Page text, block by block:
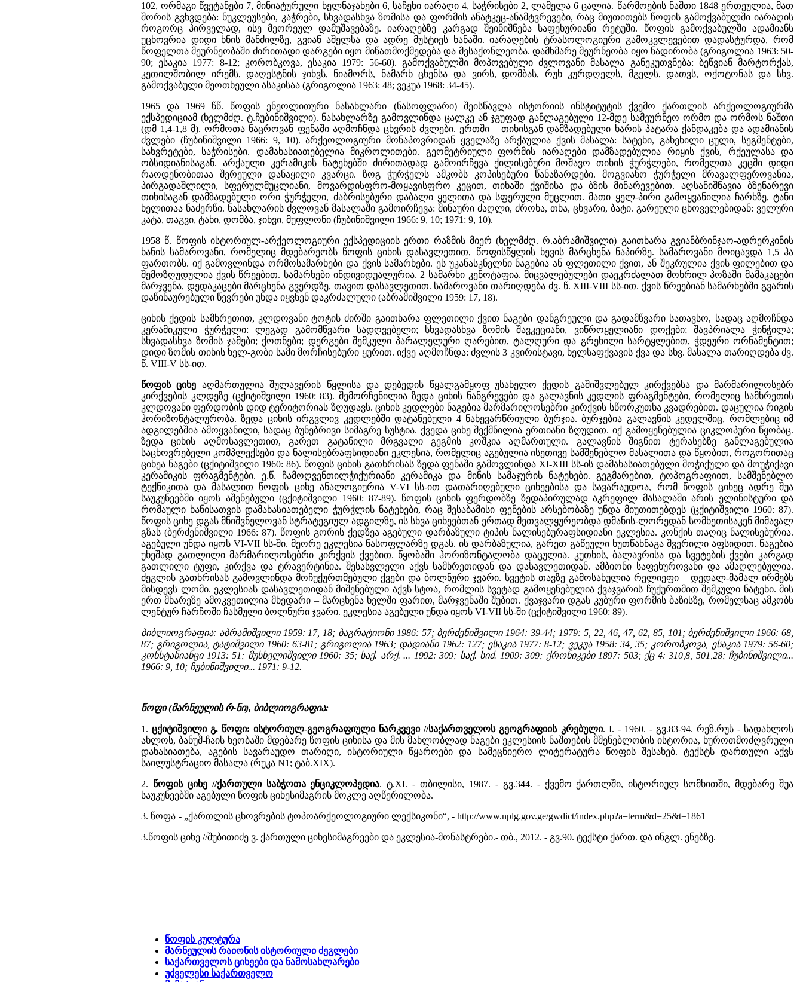
102, ორმაგი წვეტანები 7, მინიატურული ხელნაჯახები 6, საჩეხი იარაღი 4, საჭრისები 2, ლამელა 6 ცალია. წარმოების ნაშთი 1848 ერთეულია, მათ
შორის გვხვდება: ნუკლეუსები, კაჭრები, სხვადასხვა ზომისა და ფორმის ანატკეც-ანამტვრევები, რაც მიუთითებს წოფის გამოქვაბულში იარაღის
როგორც პირველად, ისე მეორეულ დამუშავებაზე. იარაღებზე კარგად შეინიშნება საფეხურიანი რეტუში. წოფის გამოქვაბულში ადამიანს
უცხოვრია დიდი ხნის მანძილზე, გვიან აშელსა და ადრე მუსტიეს ხანაში. იარაღების ტრასოლოგიური გამოკვლევებით დადასტურდა, რომ
წოფელთა მეურნეობაში ძირითადი დარგები იყო მიწათმოქმედება და მესაქონლეობა. დამხმარე მეურნეობა იყო ნადირობა (გრიგოლია 1963: 50-
90; ესაკია 1977: 8-12; კორობკოვა, ესაკია 1979: 56-60). გამოქვაბულში მოპოვებული ძვლოვანი მასალა განეკუთვნება: ბეწვიან მარტორქას,
კეთილშობილ ირემს, დაღესტნის ჯიხვს, ნიამორს, ნამარხ ცხენსა და ვირს, დომბას, რუხ კურდღელს, მგელს, დათვს, ოქოტონას და სხვ.
გამოქვაბული მეოთხეული ასაკისაა (გრიგოლია 1963: 48; ვეკუა 1968: 34-45).
1965 და 1969 წწ. წოფის ენეოლითური ნასახლარი (ნასოფლარი) შეისწავლა ისტორიის ინსტიტუტის ქვემო ქართლის არქეოლოგიურმა
ექსპედიციამ (ხელმძღ. ტ.ჩუბინიშვილი). ნასახლარზე გამოვლინდა ცალკე ან ჯგუფად განლაგებული 12-მდე სამეურნეო ორმო და ორმოს ნაშთი
(დმ 1,4-1,8 მ). ორმოთა ნაცროვან ფენაში აღმოჩნდა ცხვრის ძვლები. ერთში – თიხისგან დამზადებული ხარის პატარა ქანდაკება და ადამიანის
ძვლები (ჩუბინიშვილი 1966: 9, 10). არქეოლოგიური მონაპოვრიდან ყველაზე არქაულია ქვის მასალა: სატეხი, გახეხილი ცული, სეგმენტები,
სახვრეტები, საჭრისები. დამახასიათებელია მიკროლითები. გეომეტრიული ფორმის იარაღები დამზადებულია რიყის ქვის, რქეულასა და
ობსიდიანისაგან. არქაული კერამიკის ნატეხებში ძირითადად გამოირჩევა ქილისებური მოშავო თიხის ჭურჭლები, რომელთა კეცში დიდი
რაოდენობითაა შერეული დანაყილი კვარცი. ზოგ ჭურჭელს ამკობს კოპისებური წანაზარდები. მოგვიანო ჭურჭელი მრავალფეროვანია,
პირგადაშლილი, სფერულმუცლიანი, მოვარდისფრო-მოყავისფრო კეცით, თიხაში ქვიშისა და ბზის მინარევებით. აღსანიშნავია ბზენარევი
თიხისაგან დამზადებული ორი ჭურჭელი, ძაბრისებური დაბალი ყელითა და სფერული მუცლით. მათი ყელ-პირი გამოყვანილია ჩარხზე, ტანი
ხელითაა ნაძერწი. ნასახლარის ძვლოვან მასალაში გამოირჩევა: შინაური ძაღლი, ძროხა, თხა, ცხვარი, ბატი. გარეული ცხოველებიდან: ველური
კატა, თაგვი, ტახი, დომბა, ჯიხვი, მუფლონი (ჩუბინიშვილი 1966: 9, 10; 1971: 9, 10).
1958 წ. წოფის ისტორიულ-არქეოლოგიური ექსპედიციის ერთი რაზმის მიერ (ხელმძღ. რ.აბრამიშვილი) გაითხარა გვიანბრინჯაო-ადრერკინის
ხანის სამაროვანი, რომელიც მდებარეობს წოფის ციხის დასავლეთით, წოფისწყლის ხევის მარცხენა ნაპირზე. სამაროვანი მოიცავდა 1,5 ჰა
ფართობს. იქ გამოვლინდა ორმოსამარხები და ქვის სამარხები. ეს უკანასკნელნი ნაგებია ან ფლეთილი ქვით, ან შეკრულია ქვის ფილებით და
შემოზღუდულია ქვის წრეებით. სამარხები ინდივიდუალურია. 2 სამარხი კენოტაფია. მიცვალებულები დაეკრძალათ მოხრილ პოზაში მამაკაცები
მარჯვენა, დედაკაცები მარცხენა გვერდზე, თავით დასავლეთით. სამაროვანი თარიღდება ძვ. წ. XIII-VIII სს-ით. ქვის წრეებიან სამარხებში გვარის
დაწინაურებული წევრები უნდა იყვნენ დაკრძალული (აბრამიშვილი 1959: 17, 18).
ციხის ქედის სამხრეთით, კლდოვანი ტოტის ძირში გაითხარა ფლეთილი ქვით ნაგები დანგრეული და გადამწვარი სათავსო, სადაც აღმოჩნდა
კერამიკული ჭურჭელი: ლეგად გამომწვარი სადღვებელი; სხვადასხვა ზომის შავკეციანი, ვიწროყელიანი დოქები; შავპრიალა ჭინჭილა;
სხვადასხვა ზომის ჯამები; ქოთნები; დერგები შემკული პარალელური ღარებით, ტალღური და გრეხილი სარტყლებით, ჭდეური ორნამენტით;
დიდი ზომის თიხის ხელ-გობი სამი მორჩისებური ყურით. იქვე აღმოჩნდა: ძვლის 3 კვირისტავი, ხელსაფქვავის ქვა და სხვ. მასალა თარიღდება ძვ.
წ. VIII-V სს-ით.
წოფის ციხე აღმართულია შულავერის წყლისა და დებედის წყალგამყოფ უსახელო ქედის გაშიშვლებულ კირქვებსა და მარმარილოსებრ
კირქვების კლდეზე (ცქიტიშვილი 1960: 83). შემორჩენილია ზედა ციხის ნანგრევები და გალავნის კედლის ფრაგმენტები, რომელიც სამხრეთის
კლდოვანი ფერდობის დიდ ტერიტორიას ზღუდავს. ციხის კედლები ნაგებია მარმარილოსებრი კირქვის სწორკუთხა კვადრებით. დაცულია რიგის
ჰორიზონტალურობა. ზედა ციხის ირგვლივ კედლებში დატანებული 4 ნახევარწრიული ბურჯია. ბურჯებია გალავნის კედელშიც, რომლებიც იმ
ადგილებშია ამოყვანილი, სადაც ბუნებრივი სიმაგრე სუსტია. ქვედა ციხე შექმნილია ერთიანი ზღუდით. იქ გამოყენებულია ციკლოპური წყობაც.
ზედა ციხის აღმოსავლეთით, გარეთ გატანილი მრგვალი გეგმის კოშკია აღმართული. გალავნის შიგნით ტერასებზე განლაგებულია
საცხოვრებელი კომპლექსები და ნალისებრაფსიდიანი ეკლესია, რომელიც აგებულია ისეთივე სამშენებლო მასალითა და წყობით, როგორითაც
ციხეა ნაგები (ცქიტიშვილი 1960: 86). წოფის ციხის გათხრისას ზედა ფენაში გამოვლინდა XI-XIII სს-ის დამახასიათებული მოჭიქული და მოუჭიქავი
კერამიკის ფრაგმენტები. ე.წ. ჩამოღვენთილჭიქურიანი კერამიკა და მინის სამაჯურის ნატეხები. გეგმარებით, ტოპოგრაფიით, სამშენებლო
ტექნიკითა და მასალით წოფის ციხე ანალოგიურია V-VI სს-ით დათარიღებული ციხეებისა და სავარაუდოა, რომ წოფის ციხეც ადრე შუა
საუკუნეებში იყოს აშენებული (ცქიტიშვილი 1960: 87-89). წოფის ციხის ფერდობზე ზედაპირულად აკრეფილ მასალაში არის ელინისტური და
რომაული ხანისათვის დამახასიათებელი ჭურჭლის ნატეხები, რაც შესაბამისი ფენების არსებობაზე უნდა მიუთითებდეს (ცქიტიშვილი 1960: 87).
წოფის ციხე დგას მნიშვნელოვან სტრატეგიულ ადგილზე, ის სხვა ციხეებთან ერთად მეთვალყურეობდა დმანის-ლორედან სომხეთისაკენ მიმავალ
გზას (ბერძენიშვილი 1966: 87). წოფის გორის ქედზეა აგებული დარბაზული ტიპის ნალისებურაფსიდიანი ეკლესია. კონქის თაღიც ნალისებურია.
აგებული უნდა იყოს VI-VII სს-ში. მეორე ეკლესია ნასოფლარზე დგას. ის დარბაზულია, გარეთ გაწეული ხუთწახნაგა შვერილი აფსიდით. ნაგებია
უხეშად გათლილი მარმარილოსებრი კირქვის ქვებით. წყობაში ჰორიზონტალობა დაცულია. კუთხის, ბალავრისა და სვეტების ქვები კარგად
გათლილი ტუფი, კირქვა და ტრავერტინია. შესასვლელი აქვს სამხრეთიდან და დასავლეთიდან. ამბიონი საფეხუროვანი და ამაღლებულია.
ძეგლის გათხრისას გამოვლინდა მოჩუქურთმებული ქვები და ბოლნური ჯვარი. სვეტის თავზე გამოსახულია რელიეფი – დედალ-მამალ ირმებს
მისდევს ლომი. ეკლესიას დასავლეთიდან მიშენებული აქვს სტოა, რომლის სვეტად გამოყენებულია ქვაჯვარის ჩუქურთმით შემკული ნატეხი. მის
ერთ მხარეზე ამოკვეთილია მხედარი – მარცხენა ხელში ფარით, მარჯვენაში შუბით. ქვაჯვარი დგას კუბური ფორმის ბაზისზე, რომელსაც ამკობს
ლენტურ ჩარჩოში ჩასმული ბოლნური ჯვარი. ეკლესია აგებული უნდა იყოს VI-VII სს-ში (ცქიტიშვილი 1960: 89).
ბიბლიოგრაფია: აბრამიშვილი 1959: 17, 18; ბაგრატიონი 1986: 57; ბერძენიშვილი 1964: 39-44; 1979: 5, 22, 46, 47, 62, 85, 101; ბერძენიშვილი 1966: 68,
87; გრიგოლია, ტატიშვილი 1960: 63-81; გრიგოლია 1963; დადიანი 1962: 127; ესაკია 1977: 8-12; ვეკუა 1958: 34, 35; კორობკოვა, ესაკია 1979: 56-60;
კონსტანიანცი 1913: 51; მუსხელიშვილი 1960: 35; საქ. არქ. ... 1992: 309; საქ. სიძ. 1909: 309; ქრონიკები 1897: 503; ქც 4: 310,8, 501,28; ჩუბინიშვილი...
1966: 9, 10; ჩუბინიშვილი... 1971: 9-12.
წოფი (მარნეულის რ-ნი), ბიბლიოგრაფია:
1.ცქიტიშვილი გ. წოფი: ისტორიულ-გეოგრაფიული ნარკვევი //საქართველოს გეოგრაფიის კრებული. I. - 1960. - გვ.83-94. რეზ.რუს - სადახლოს
ახლოს, ბანუშ-ჩაის ხეობაში მდებარე წოფის ციხისა და მის მახლობლად ნაგები ეკლესიის ნაშთების მშენებლობის ისტორია, ხუროთმოძღვრული
დახასიათება, აგების სავარაუდო თარიღი, ისტორიული წყაროები და სამეცნიერო ლიტერატურა წოფის შესახებ. ტექსტს დართული აქვს
საილუსტრაციო მასალა (რუკა N1; ტაბ.XIX).
2. წოფის ციხე //ქართული საბჭოთა ენციკლოპედია. ტ.XI. - თბილისი, 1987. - გვ.344. - ქვემო ქართლში, ისტორიულ სომხითში, მდებარე შუა
საუკუნეებში აგებული წოფის ციხესიმაგრის მოკლე აღწერილობა.
3. წოფა - „ქართლის ცხოვრების ტოპოარქეოლოგიური ლექსიკონი“, - http://www.nplg.gov.ge/gwdict/index.php?a=term&d=25&t=1861
3.წოფის ციხე //შუბითიძე ვ. ქართული ციხესიმაგრეები და ეკლესია-მონასტრები.- თბ., 2012. - გვ.90. ტექსტი ქართ. და ინგლ. ენებზე.
წოფის კულტურა
მარნეულის რაიონის ისტორიული ძეგლები
საქართველოს ციხეები და ნამოსახლარები
უძველესი საქართველო